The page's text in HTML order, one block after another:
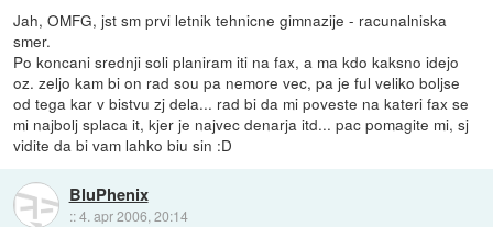
Jah, OMFG, jst sm prvi letnik tehnicne gimnazije - racunalniska
smer.
Po koncani srednji soli planiram iti na fax, a ma kdo kaksno idejo
oz. zeljo kam bi on rad sou pa nemore vec, pa je ful veliko boljse
od tega kar v bistvu zj dela... rad bi da mi poveste na kateri fax se
mi najbolj splaca it, kjer je najvec denarja itd... pac pomagite mi, sj
vidite da bi vam lahko biu sin :D
BluPhenix
::4. apr 2006, 20:14